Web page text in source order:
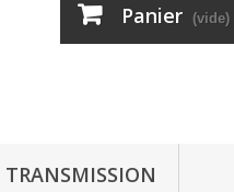
Panier (vide)
TRANSMISSION